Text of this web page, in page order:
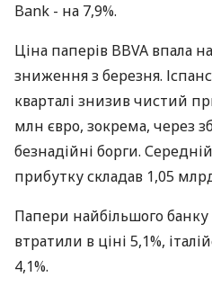
Bank - на 7,9%.
Ціна паперів BBVA впала
зниження з березня.
кварталі знизив чистий
млн євро, зокрема, через
безнадійні борги.
прибутку складав 1,05
Папери найбільшого банку
втратили в ціні 5,1%,
4,1%.